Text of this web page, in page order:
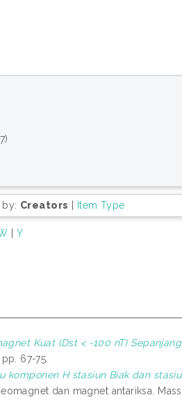
Creators | Item Type
| Y
Kuat (Dst < -100 nT)
67-75.
komponen H stasiun Biak dan
dan magnet antariksa.